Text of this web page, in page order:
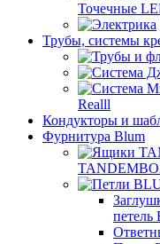
Точечные
Трубы, системы
Realll
Кондукторы и
Фурнитура Blum